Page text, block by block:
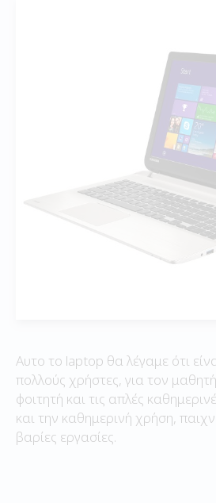
Αυτο το laptop θα λέγαμε ότι
πολλούς χρήστες, για τον
φοιτητή και τις απλές
και την καθημερινή χρήση,
βαρίες εργασίες.